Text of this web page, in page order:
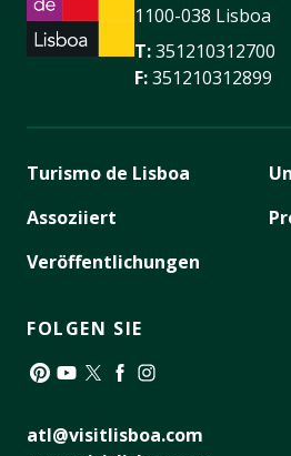
1100-038 Lisboa
T:351210312700
F:351210312899
Turismo de Lisboa
Assoziiert
Veröffentlichungen
FOLGEN SIE
atl@visitlisboa.com